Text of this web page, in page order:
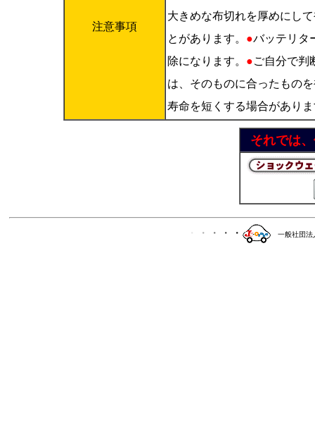
注意事項
大きめな布切れを厚めにし
とがあります。 ●バッテリタ
除になります。 ●ご自分で判
は、そのものに合ったもの
寿命を短くする場合があり
それでは
・ ・ ・ ・ ・ 一般社団法